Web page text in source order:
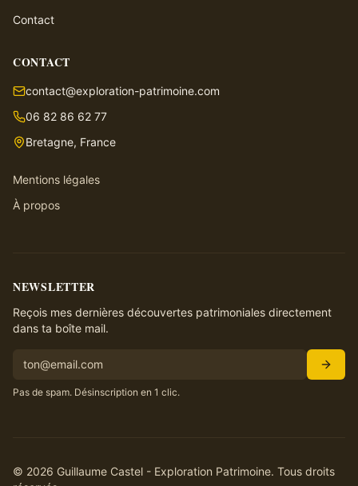
Contact
CONTACT
contact@exploration-patrimoine.com
06 82 86 62 77
Bretagne, France
Mentions légales
À propos
NEWSLETTER
Reçois mes dernières découvertes patrimoniales directement
dans ta boîte mail.
Pas de spam. Désinscription en 1 clic.
© 2026 Guillaume Castel - Exploration Patrimoine. Tous droits